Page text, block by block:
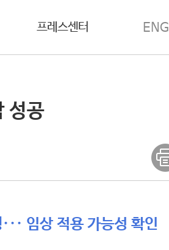
프레스센터 ENG
성공
임상 적용 가능성 확인